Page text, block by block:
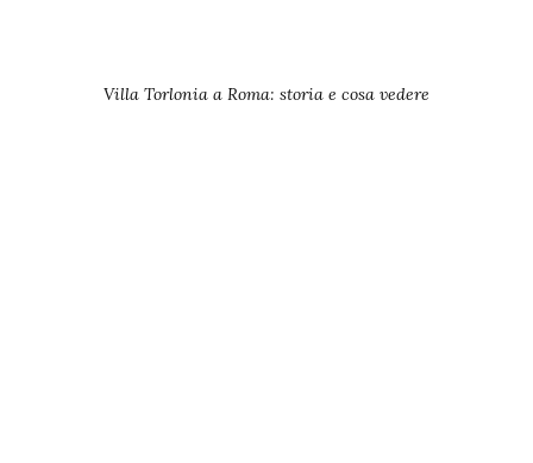
Villa Torlonia a Roma: storia e cosa vedere